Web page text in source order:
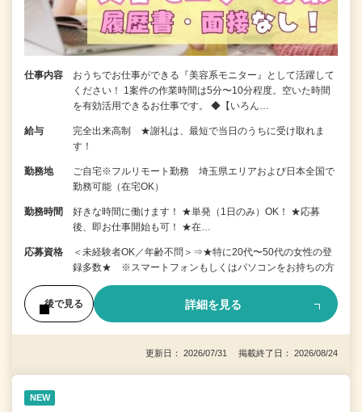
仕事内容
おうちでお仕事ができる『美容系モニター』として活躍して
ください！ 1案件の作業時間は5分〜10分程度。空いた時間
を有効活用できるお仕事です。 ◆【いろん…
給与
完全出来高制 ★謝礼は、最短で当日のうちに受け取れま
す！
勤務地
ご自宅※フルリモート勤務 埼玉県エリアおよび日本全国で
勤務可能（在宅OK）
勤務時間
好きな時間に働けます！ ★単発（1日のみ）OK！ ★応募
後、即お仕事開始も可！ ★在…
応募資格
＜未経験者OK／年齢不問＞⇒★特に20代〜50代の女性の登
録多数★ ※スマートフォンもしくはパソコンをお持ちの方
後で見る 詳細を見る
更新日： 2026/07/31 掲載終了日： 2026/08/24
NEW